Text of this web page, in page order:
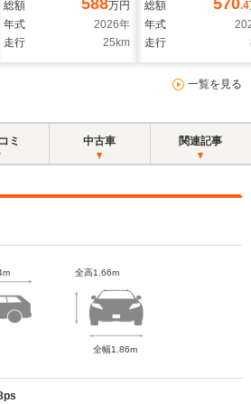
マルーフ JBLプレミ
アムサウンド パノラ
ク塗装 寒冷地仕様
ブラインドスポットモ
総額
588万円
年式
2026年
走行
25 km
Connect 全周囲カメ
ラ ディスプレイ
パノラミックビュ
ドライト シート
総額
570.4
年式
走行
一覧を見る
ミ 中古車 関連記事
全高1.66m
全幅1.86m